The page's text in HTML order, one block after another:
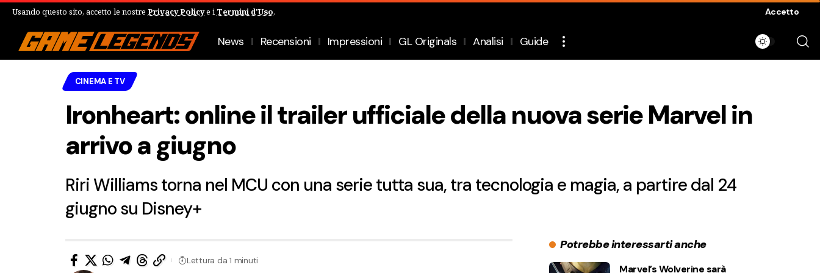
Usando questo sito, accetto le nostre Privacy Policye i Termini d'Uso. Accetto
News Recensioni Impressioni GL Originals Analisi Guide
CINEMA E TV
Ironheart: online il trailer ufficiale della nuova serie Marvel in
arrivo a giugno
Riri Williams torna nel MCU con una serie tutta sua, tra tecnologia e magia, a partire dal 24
giugno su Disney+
Lettura da 1 minuti
Potrebbe interessarti anche
Marvel’s Wolverine sarà